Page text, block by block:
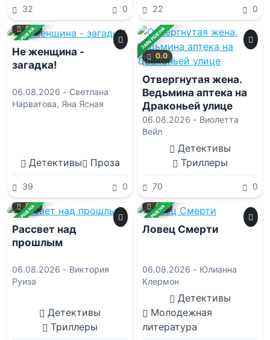
32 0 22 0
ЗАВЕРШЕНА
0.0
Не женщина -
загадка!
06.08.2026 - Светлана
Нарватова, Яна Ясная
Детективы Проза
39 0
ЗАВЕРШЕНА
0.0
Отвергнутая жена.
Ведьмина аптека на
Драконьей улице
06.08.2026 - Виолетта
Вейл
Детективы
Триллеры
70 0
ЗАВЕРШЕНА
0.0
Рассвет над
прошлым
06.08.2026 - Виктория
Руиза
Детективы
Триллеры
ЗАВЕРШЕНА
0.0
Ловец Смерти
06.08.2026 - Юлианна
Клермон
Детективы
Молодежная
литература